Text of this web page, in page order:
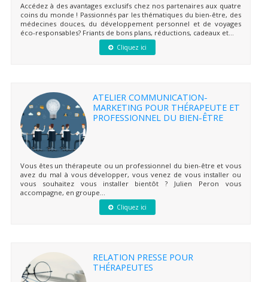
Accédez à des avantages exclusifs chez nos partenaires aux quatre
coins du monde ! Passionnés par les thématiques du bien-être, des
médecines douces, du développement personnel et de voyages
éco-responsables? Friants de bons plans, réductions, cadeaux et...
Cliquez ici
ATELIER COMMUNICATION-
MARKETING POUR THÉRAPEUTE ET
PROFESSIONNEL DU BIEN-ÊTRE
Vous êtes un thérapeute ou un professionnel du bien-être et vous
avez du mal à vous développer, vous venez de vous installer ou
vous souhaitez vous installer bientôt ? Julien Peron vous
accompagne, en groupe...
Cliquez ici
RELATION PRESSE POUR
THÉRAPEUTES